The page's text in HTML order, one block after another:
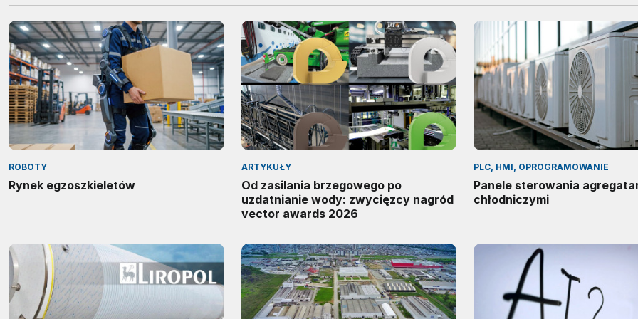
ROBOTY
Rynek egzoszkieletów
ARTYKUŁY
Od zasilania brzegowego po
uzdatnianie wody: zwycięzcy nagród
vector awards 2026
PLC, HMI, OPROGRAMOWANIE
Panele sterowania
chłodniczymi